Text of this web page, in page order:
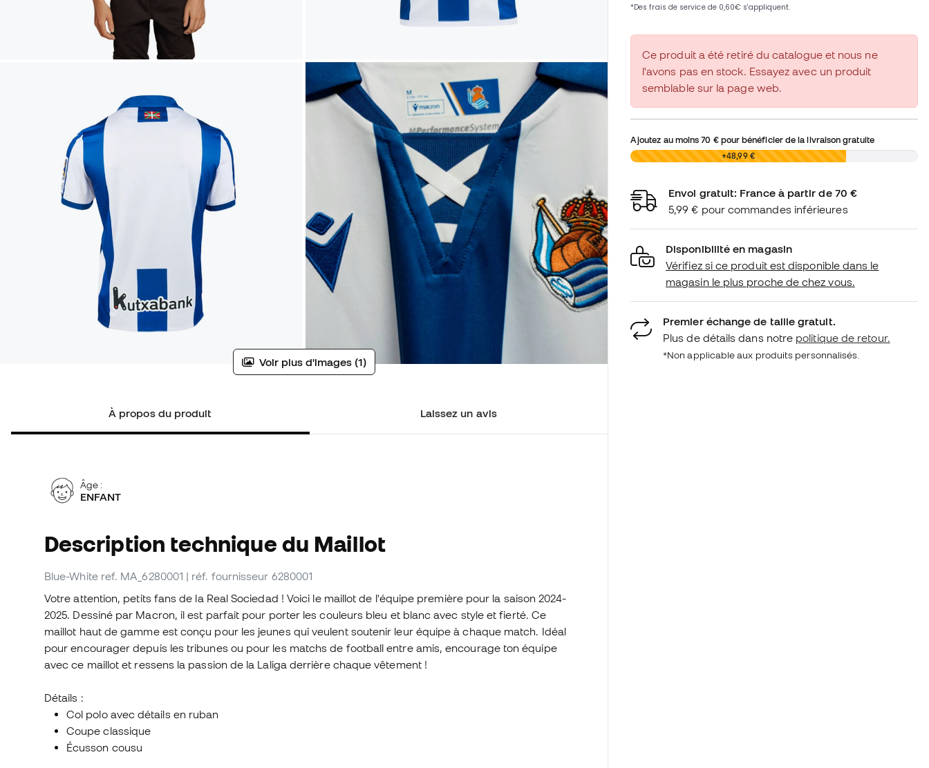
Voir plus d'images (1)
À propos du produit Laissez un avis
Âge :
ENFANT
Description technique du Maillot
Blue-White ref. MA_6280001 | réf. fournisseur 6280001
Votre attention, petits fans de la Real Sociedad ! Voici le maillot de l'équipe première pour la saison 2024-
2025. Dessiné par Macron, il est parfait pour porter les couleurs bleu et blanc avec style et fierté. Ce
maillot haut de gamme est conçu pour les jeunes qui veulent soutenir leur équipe à chaque match. Idéal
pour encourager depuis les tribunes ou pour les matchs de football entre amis, encourage ton équipe
avec ce maillot et ressens la passion de la Laliga derrière chaque vêtement !
Détails :
Col polo avec détails en ruban
Coupe classique
Écusson cousu
Ce produit a été retiré du catalogue et nous ne
l'avons pas en stock. Essayez avec un produit
semblable sur la page web.
Ajoutez au moins70 €pour bénéficier de la livraison gratuite
0,00 € +48,99 €
Envoi gratuit: France à partir de 70 €
5,99 € pour commandes inférieures
Disponibilité en magasin
Vérifiez si ce produit est disponible dans le
magasin le plus proche de chez vous.
Premier échange de taille gratuit.
Plus de détails dans notre politique de retour.
*Non applicable aux produits personnalisés.